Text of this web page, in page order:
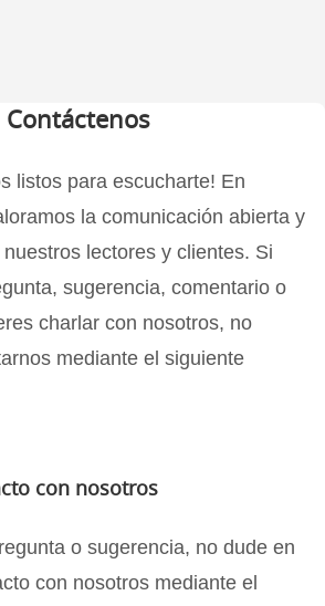
Contáctenos
listos para escucharte! En
la comunicación abierta y
lectores y clientes. Si
sugerencia, comentario o
charlar con nosotros, no
mediante el siguiente
con nosotros
o sugerencia, no dude en
con nosotros mediante el